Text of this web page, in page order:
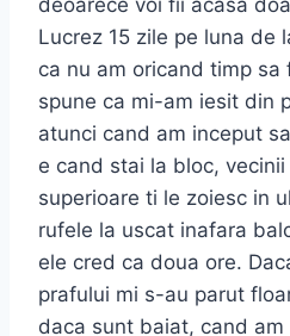
deoarece voi fii acasa
Lucrez 15 zile pe luna de
ca nu am oricand timp sa
spune ca mi-am iesit din
atunci cand am inceput
e cand stai la bloc,
superioare ti le zoiesc in
rufele la uscat inafara
ele cred ca doua ore.
prafului mi s-au parut
daca sunt baiat, cand